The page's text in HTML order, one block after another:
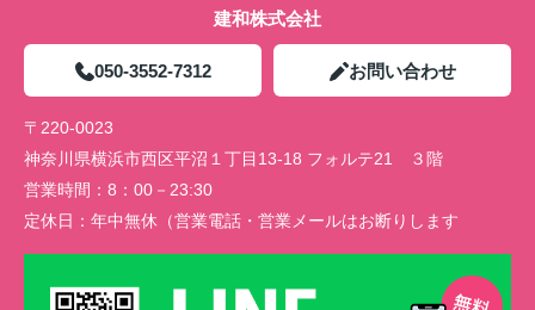
建和株式会社
050-3552-7312 お問い合わせ
〒220-0023
神奈川県横浜市西区平沼１丁目13-18 フォルテ21 ３階
営業時間： 8：00－23:30
定休日： 年中無休（営業電話・営業メールはお断りします